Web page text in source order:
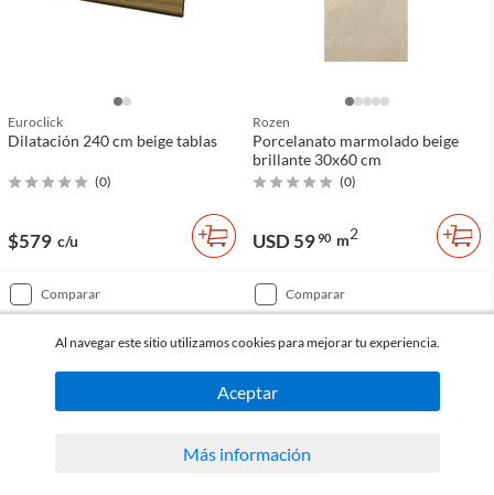
Euroclick
Dilatación 240 cm beige tablas
(0)
$579 c/u
Rozen
Porcelanato marmolado beige
brillante 30x60 cm
(0)
USD 5990 m2
comparar comparar
Al navegar este sitio utilizamos cookies para mejorar tu experiencia.
Aceptar
Más información